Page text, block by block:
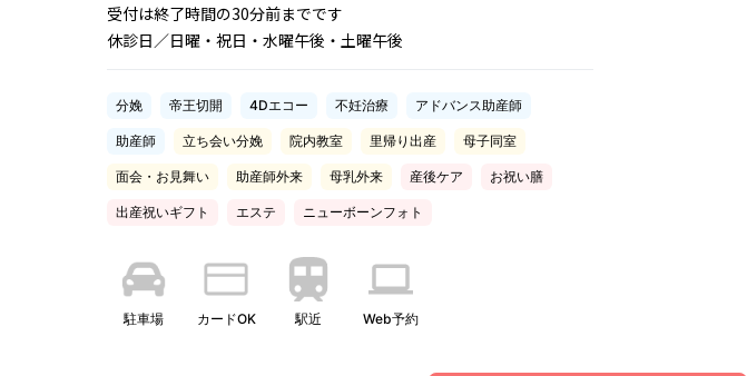
受付は終了時間の30分前までです
休診日／日曜・祝日・水曜午後・土曜午後
分娩 帝王切開 4Dエコー 不妊治療 アドバンス助産師
助産師 立ち会い分娩 院内教室 里帰り出産 母子同室
面会・お見舞い 助産師外来 母乳外来 産後ケア お祝い膳
出産祝いギフト エステ ニューボーンフォト
駐車場 カードOK 駅近 Web予約